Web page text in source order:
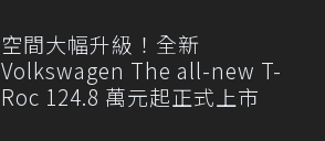
空間大幅升級！全新
Volkswagen The all-new T-
Roc 124.8 萬元起正式上市